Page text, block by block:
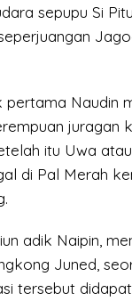
sepupu Si
pertama Naudin
juragan
itu Uwa
di Pal Merah
adik Naipin,
Juned,
tersebut